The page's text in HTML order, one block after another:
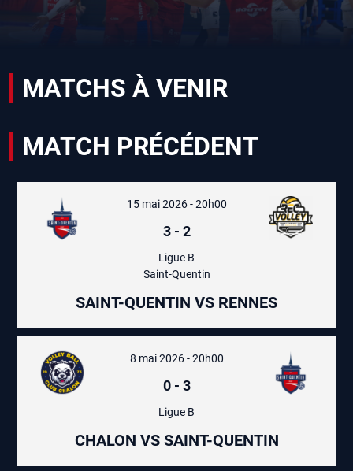
MATCHS À VENIR
MATCH PRÉCÉDENT
15 mai 2026 - 20h00
3- 2
Ligue B
Saint-Quentin
SAINT-QUENTIN VS RENNES
8 mai 2026 - 20h00
0- 3
Ligue B
CHALON VS SAINT-QUENTIN